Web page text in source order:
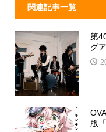
関連記事一覧
第
グ
版